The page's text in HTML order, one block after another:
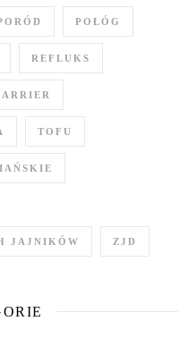
POŁÓG
REFLUKS
TOFU
JAJNIKÓW ZJD